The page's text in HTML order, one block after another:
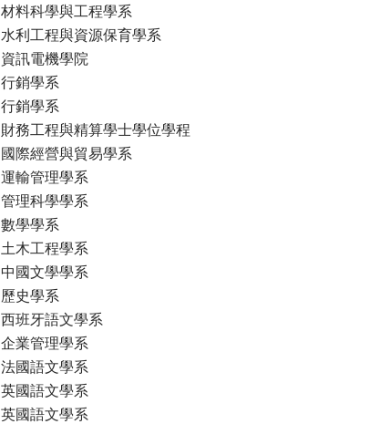
材料科學與工程學系
水利工程與資源保育學系
資訊電機學院
行銷學系
行銷學系
財務工程與精算學士學位學程
國際經營與貿易學系
運輸管理學系
管理科學學系
數學學系
土木工程學系
中國文學學系
歷史學系
西班牙語文學系
企業管理學系
法國語文學系
英國語文學系
英國語文學系